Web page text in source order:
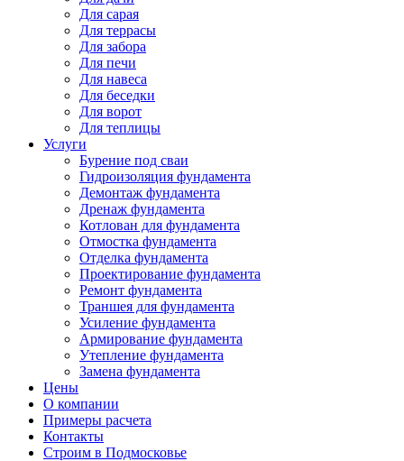
Для сарая
Для террасы
Для забора
Для печи
Для навеса
Для беседки
Для ворот
Для теплицы
Услуги
Бурение под сваи
Гидроизоляция фундамента
Демонтаж фундамента
Дренаж фундамента
Котлован для фундамента
Отмостка фундамента
Отделка фундамента
Проектирование фундамента
Ремонт фундамента
Траншея для фундамента
Усиление фундамента
Армирование фундамента
Утепление фундамента
Замена фундамента
Цены
О компании
Примеры расчета
Контакты
Строим в Подмосковье